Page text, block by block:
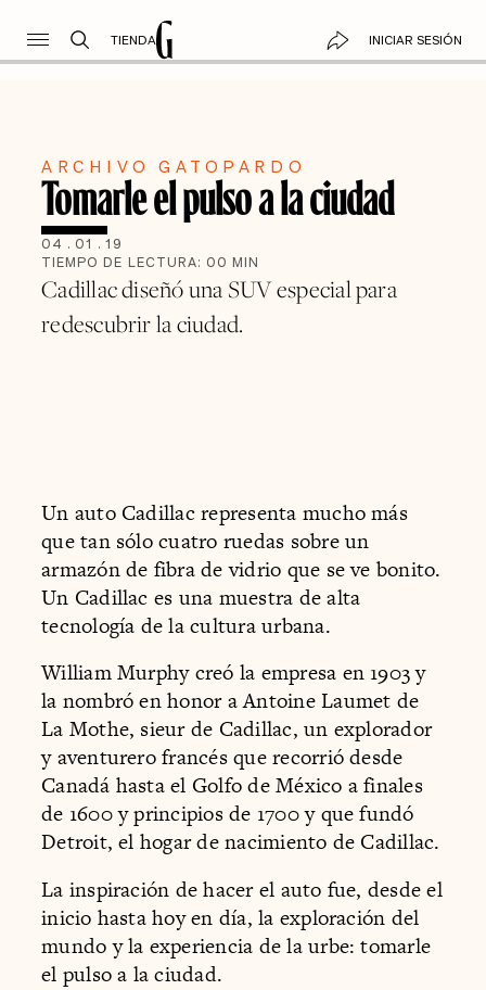
TIENDA INICIAR SESIÓN
ARCHIVO GATOPARDO
Tomarle el pulso a la ciudad
04 . 01 . 19
TIEMPO DE LECTURA: 00 MIN
Cadillac diseñó una SUV especial para
redescubrir la ciudad.
Un auto Cadillac representa mucho más
que tan sólo cuatro ruedas sobre un
armazón de fibra de vidrio que se ve bonito.
Un Cadillac es una muestra de alta
tecnología de la cultura urbana.
William Murphy creó la empresa en 1903 y
la nombró en honor a Antoine Laumet de
La Mothe, sieur de Cadillac, un explorador
y aventurero francés que recorrió desde
Canadá hasta el Golfo de México a finales
de 1600 y principios de 1700 y que fundó
Detroit, el hogar de nacimiento de Cadillac.
La inspiración de hacer el auto fue, desde el
inicio hasta hoy en día, la exploración del
mundo y la experiencia de la urbe: tomarle
el pulso a la ciudad.